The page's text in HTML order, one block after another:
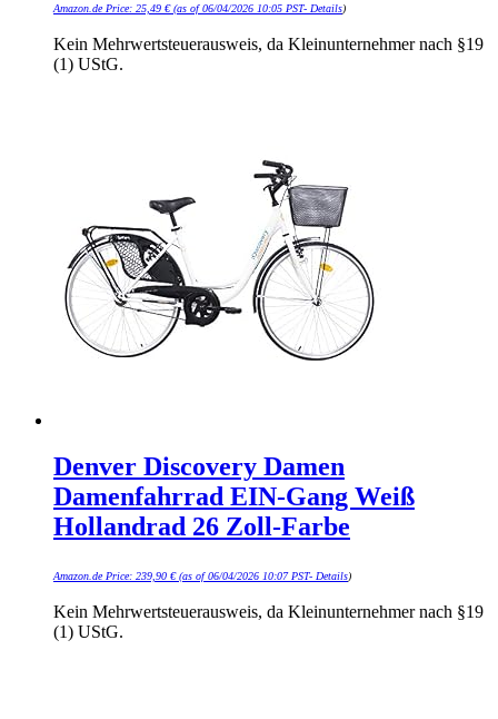
Amazon.de Price: 25,49 €(as of 06/04/2026 10:05 PST- Details)
Kein Mehrwertsteuerausweis, da Kleinunternehmer nach §19
(1) UStG.
Denver Discovery Damen
Damenfahrrad EIN-Gang Weiß
Hollandrad 26 Zoll-Farbe
Amazon.de Price: 239,90 €(as of 06/04/2026 10:07 PST- Details)
Kein Mehrwertsteuerausweis, da Kleinunternehmer nach §19
(1) UStG.